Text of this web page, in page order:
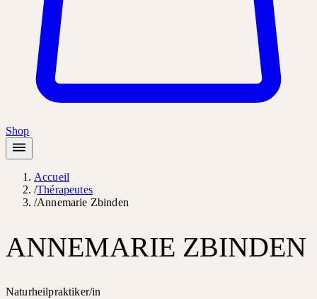
Shop
Accueil
/Thérapeutes
/Annemarie Zbinden
ANNEMARIE ZBINDEN
Naturheilpraktiker/in